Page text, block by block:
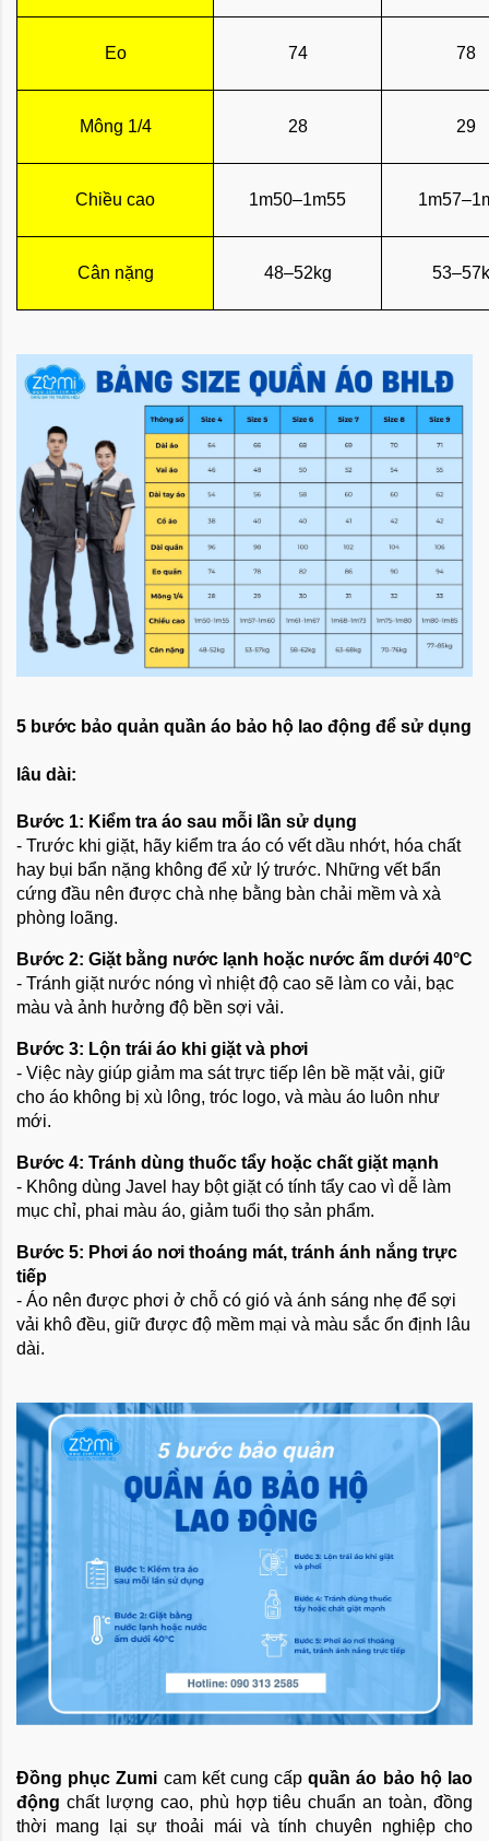
Eo 74 78
Mông 1/4 28 29
Chiều cao 1m50–1m55
Cân nặng 48–52kg
5 bước bảo quản quần áo bảo hộ lao động để sử dụng
lâu dài:
Bước 1: Kiểm tra áo sau mỗi lần sử dụng
- Trước khi giặt, hãy kiểm tra áo có vết dầu nhớt, hóa chất
hay bụi bẩn nặng không để xử lý trước. Những vết bẩn
cứng đầu nên được chà nhẹ bằng bàn chải mềm và xà
phòng loãng.
Bước 2: Giặt bằng nước lạnh hoặc nước ấm dưới 40°C
- Tránh giặt nước nóng vì nhiệt độ cao sẽ làm co vải, bạc
màu và ảnh hưởng độ bền sợi vải.
Bước 3: Lộn trái áo khi giặt và phơi
- Việc này giúp giảm ma sát trực tiếp lên bề mặt vải, giữ
cho áo không bị xù lông, tróc logo, và màu áo luôn như
mới.
Bước 4: Tránh dùng thuốc tẩy hoặc chất giặt mạnh
- Không dùng Javel hay bột giặt có tính tẩy cao vì dễ làm
mục chỉ, phai màu áo, giảm tuổi thọ sản phẩm.
Bước 5: Phơi áo nơi thoáng mát, tránh ánh nắng trực
tiếp
- Áo nên được phơi ở chỗ có gió và ánh sáng nhẹ để sợi
vải khô đều, giữ được độ mềm mại và màu sắc ổn định lâu
dài.
Đồng phục Zumi cam kết cung cấpquần áo bảo hộ lao
động chất lượng cao, phù hợp tiêu chuẩn an toàn, đồng
thời mang lại sự thoải mái và tính chuyên nghiệp cho